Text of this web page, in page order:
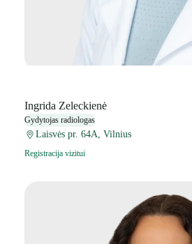
Ingrida Zeleckienė
Gydytojas radiologas
Laisvės pr. 64A, Vilnius
Registracija vizitui